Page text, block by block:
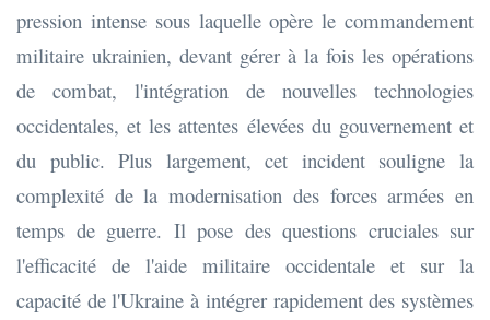
pression intense sous laquelle opère le commandement
militaire ukrainien, devant gérer à la fois les opérations
de combat, l'intégration de nouvelles technologies
occidentales, et les attentes élevées du gouvernement et
du public. Plus largement, cet incident souligne la
complexité de la modernisation des forces armées en
temps de guerre. Il pose des questions cruciales sur
l'efficacité de l'aide militaire occidentale et sur la
capacité de l'Ukraine à intégrer rapidement des systèmes